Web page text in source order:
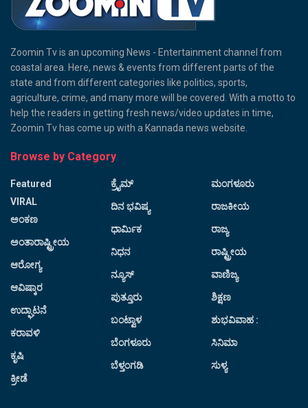
Zoomin Tv is an upcoming News - Entertainment channel from
coastal area. Here, news & events from different parts of the
state and from different categories like politics, sports,
agriculture, crime, and many more will be covered. With a motto to
help the readers in getting fresh news/video updates in time,
Zoomin Tv has come up with a Kannada news website.
Browse by Category
Featured
VIRAL
ಅಂಕಣ
ಅಂತಾರಾಷ್ಟ್ರೀಯ
ಆರೋಗ್ಯ
ಆವಿಷ್ಕಾರ
ಉದ್ಘಾಟನೆ
ಕರಾವಳಿ
ಕೃಷಿ
ಕ್ರೀಡೆ
ಕ್ರೈಮ್
ದಿನ ಭವಿಷ್ಯ
ಧಾರ್ಮಿಕ
ನಿಧನ
ನ್ಯೂಸ್
ಪುತ್ತೂರು
ಬಂಟ್ವಾಳ
ಬೆಂಗಳೂರು
ಬೆಳ್ತಂಗಡಿ
ಮಂಗಳೂರು
ರಾಜಕೀಯ
ರಾಜ್ಯ
ರಾಷ್ಟ್ರೀಯ
ವಾಣಿಜ್ಯ
ಶಿಕ್ಷಣ
ಶುಭವಿವಾಹ :
ಸಿನಿಮಾ
ಸುಳ್ಯ